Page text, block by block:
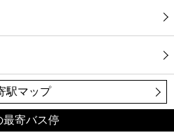
駅マップ
最寄バス停